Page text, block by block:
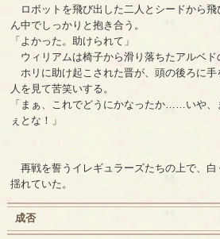
ロボットを飛び出した二人とシードから飛
ん中でしっかりと抱き合う。
「よかった。助けられて」
ウィリアムは椅子から滑り落ちたアルベド
ホリに助け起こされた晋が、頭の後ろに手
人を見て苦笑いする。
「まぁ、これでどうにかなったか……いや
ぇとな！」
再戦を誓うイレギュラーズたちの上で、白
揺れていた。
成否